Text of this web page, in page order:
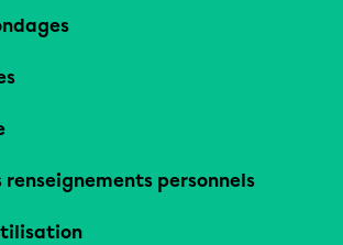
renseignements personnels